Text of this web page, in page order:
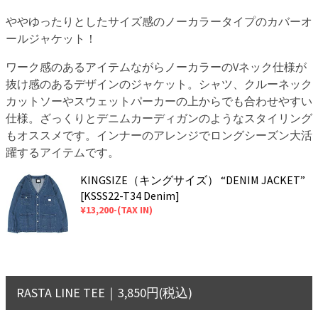
ややゆったりとしたサイズ感のノーカラータイプのカバーオ
ールジャケット！
ワーク感のあるアイテムながらノーカラーのVネック仕様が
抜け感のあるデザインのジャケット。シャツ、クルーネック
カットソーやスウェットパーカーの上からでも合わせやすい
仕様。ざっくりとデニムカーディガンのようなスタイリング
もオススメです。インナーのアレンジでロングシーズン大活
躍するアイテムです。
KINGSIZE（キングサイズ） “DENIM JACKET”
[KSSS22-T34 Denim]
¥13,200-(TAX IN)
RASTA LINE TEE｜3,850円(税込)